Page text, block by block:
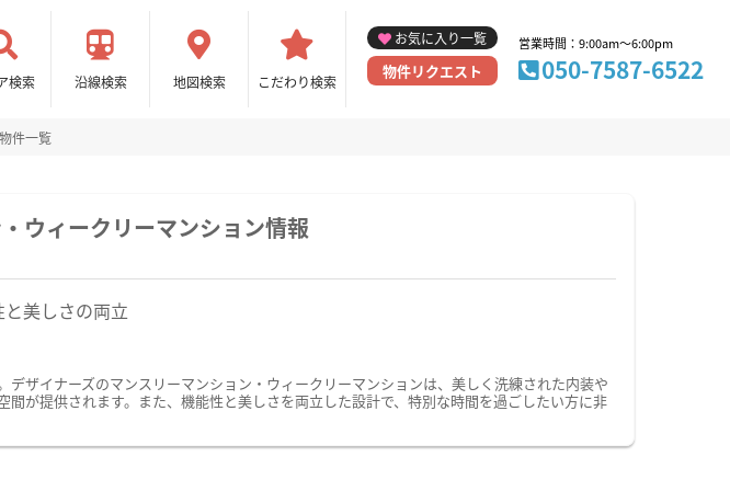
検索 沿線検索 地図検索 こだわり検索
お気に入り一覧
物件リクエスト
営業時間：9:00am～6:00pm
050-7587-6522
件一覧
ウィークリーマンション情報
美しさの両立
ザイナーズのマンスリーマンション・ウィークリーマンションは、美しく洗練された内装や
が提供されます。また、機能性と美しさを両立した設計で、特別な時間を過ごしたい方に非